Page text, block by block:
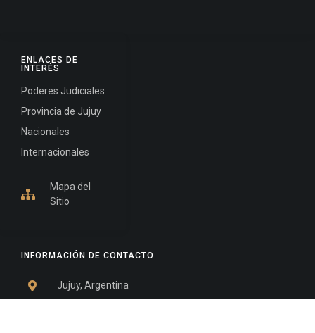
INFORMACIÓN DE CONTACTO
Jujuy, Argentina
ENLACES DE
INTERÉS
Poderes Judiciales
Provincia de Jujuy
Nacionales
Internacionales
Mapa del
Sitio